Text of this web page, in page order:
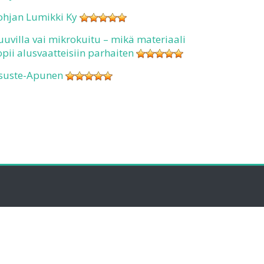
Lumikki Ky
vai mikrokuitu – mikä materiaali
alusvaatteisiin parhaiten
Apunen